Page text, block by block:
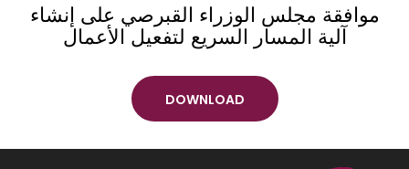
موافقة مجلس الوزراء القبرصي على إنشاء
آلية المسار السريع لتفعيل الأعمال
DOWNLOAD